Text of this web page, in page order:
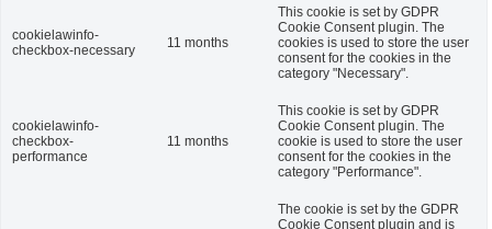
cookielawinfo-
checkbox-necessary
11 months
This cookie is set by GDPR
Cookie Consent plugin. The
cookies is used to store the user
consent for the cookies in the
category "Necessary".
cookielawinfo-
checkbox-
performance
11 months
This cookie is set by GDPR
Cookie Consent plugin. The
cookie is used to store the user
consent for the cookies in the
category "Performance".
The cookie is set by the GDPR
Cookie Consent plugin and is